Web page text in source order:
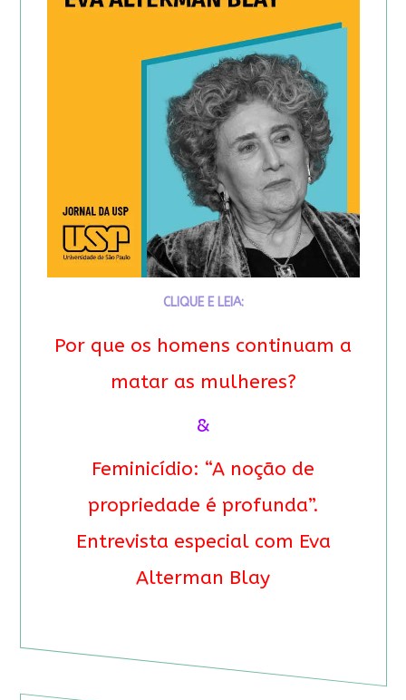
CLIQUE E LEIA:
Por que os homens continuam a
matar as mulheres?
&
Feminicídio: “A noção de
propriedade é profunda”.
Entrevista especial com Eva
Alterman Blay